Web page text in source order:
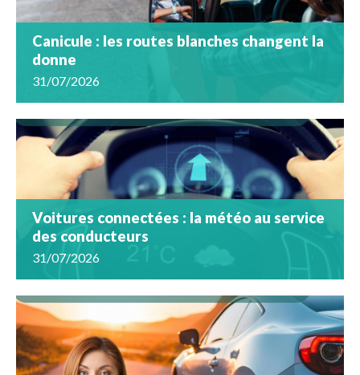
Canicule : les routes blanches changent la
donne
31/07/2026
Voitures connectées : la météo au service
des conducteurs
31/07/2026